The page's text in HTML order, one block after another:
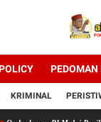
PEDOMAN
KRIMINAL